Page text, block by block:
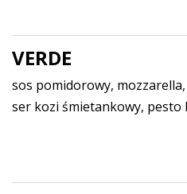
VERDE
sos pomidorowy,
ser kozi śmietankowy, pesto